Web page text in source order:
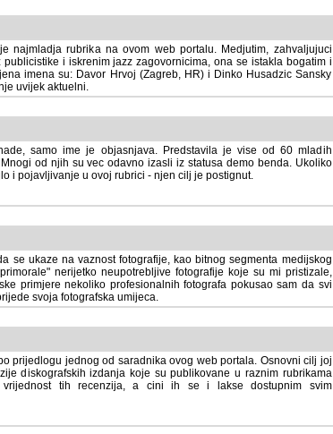
rubrika na ovom web portalu. Medjutim, zahvaljujuci veliki
i iskrenim jazz zagovornicima, ona se istakla bogatim i
imena su: Davor Hrvoj (Zagreb, HR) i Dinko Husadzic Sansky
uvijek aktuelni.
samo ime je objasnjava. Predstavila je vise od 60 mladih
od njih su vec odavno izasli iz statusa demo benda. Ukoliko im
u ovoj rubrici - njen cilj je postignut.
se ukaze na vaznost fotografije, kao bitnog segmenta medijskog
nerijetko neupotrebljive fotografije koje su mi pristizale,
primjere nekoliko profesionalnih fotografa pokusao sam da svi
svoja fotografska umijeca.
prijedlogu jednog od saradnika ovog web portala. Osnovni cilj joj
diskografskih izdanja koje su publikovane u raznim rubrikama
tih recenzija, a cini ih se i lakse dostupnim svim